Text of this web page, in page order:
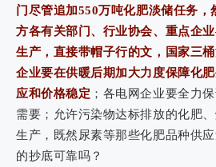
门尽管追加550万吨化肥淡储任务，
方各有关部门、行业协会、重点企
生产，直接带帽子行的文，国家三
企业要在供暖后期加大力度保障化
应和价格稳定 ；各电网企业要全力
需要；允许污染物达标排放的化肥
生产，既然尿素等那些化肥品种供
的抄底可靠吗？